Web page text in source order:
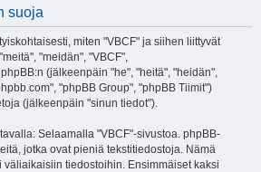
suoja
miten "VBCF" ja siihen liittyvät
"meidän", "VBCF",
(jälkeenpäin "he", "heitä", "heidän",
"phpBB Group", "phpBB Tiimit")
(jälkeenpäin "sinun tiedot").
Selaamalla "VBCF"-sivustoa. phpBB-
jotka ovat pieniä tekstitiedostoja. Nämä
tiedostoihin. Ensimmäiset kaksi